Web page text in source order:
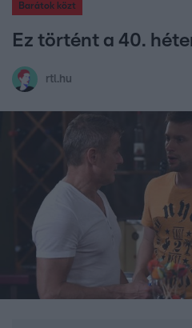
Barátok közt
Ez történt a 40.
rtl.hu